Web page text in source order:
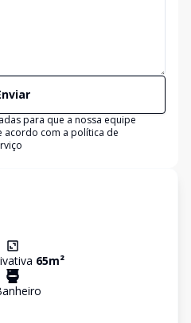
para que a nossa equipe
acordo com a política de
65m²